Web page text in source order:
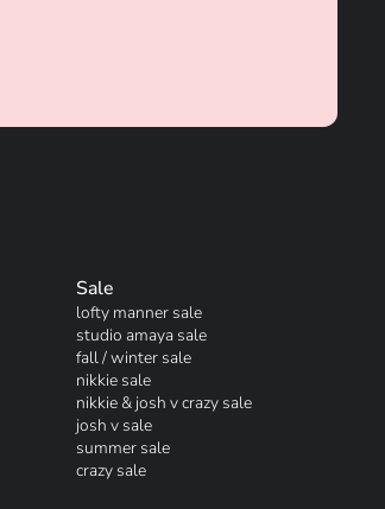
Sale
lofty manner sale
studio amaya sale
fall / winter sale
nikkie sale
nikkie & josh v crazy sale
josh v sale
summer sale
crazy sale